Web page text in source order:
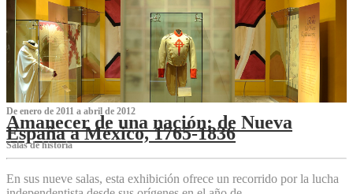
De enero de 2011 a abril de 2012
Amanecer de una nación: de Nueva
España a México, 1765-1836
Salas de historia
En sus nueve salas, esta exhibición ofrece un recorrido por la lucha